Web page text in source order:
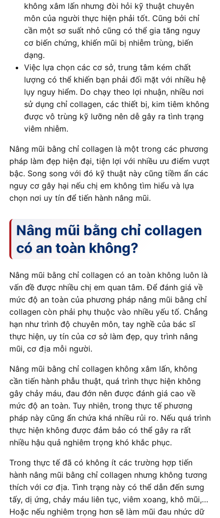
không xâm lấn nhưng đòi hỏi kỹ thuật chuyên
môn của người thực hiện phải tốt. Cũng bởi chỉ
cần một sơ suất nhỏ cũng có thể gia tăng nguy
cơ biến chứng, khiến mũi bị nhiễm trùng, biến
dạng.
Việc lựa chọn các cơ sở, trung tâm kém chất
lượng có thể khiến bạn phải đối mặt với nhiều hệ
lụy nguy hiểm. Do chạy theo lợi nhuận, nhiều nơi
sử dụng chỉ collagen, các thiết bị, kim tiêm không
được vô trùng kỹ lưỡng nên dễ gây ra tình trạng
viêm nhiễm.
Nâng mũi bằng chỉ collagen là một trong các phương
pháp làm đẹp hiện đại, tiện lợi với nhiều ưu điểm vượt
bậc. Song song với đó kỹ thuật này cũng tiềm ẩn các
nguy cơ gây hại nếu chị em không tìm hiểu và lựa
chọn nơi uy tín để tiến hành nâng mũi.
Nâng mũi bằng chỉ collagen
có an toàn không?
Nâng mũi bằng chỉ collagen có an toàn không luôn là
vấn đề được nhiều chị em quan tâm. Để đánh giá về
mức độ an toàn của phương pháp nâng mũi bằng chỉ
collagen còn phải phụ thuộc vào nhiều yếu tố. Chẳng
hạn như trình độ chuyên môn, tay nghề của bác sĩ
thực hiện, uy tín của cơ sở làm đẹp, quy trình nâng
mũi, cơ địa mỗi người.
Nâng mũi bằng chỉ collagen không xâm lấn, không
cần tiến hành phẫu thuật, quá trình thực hiện không
gây chảy máu, đau đớn nên được đánh giá cao về
mức độ an toàn. Tuy nhiên, trong thực tế phương
pháp này cũng ẩn chứa khá nhiều rủi ro. Nếu quá trình
thực hiện không được đảm bảo có thể gây ra rất
nhiều hậu quả nghiêm trọng khó khắc phục.
Trong thực tế đã có không ít các trường hợp tiến
hành nâng mũi bằng chỉ collagen nhưng không tương
thích với cơ địa. Tình trạng này có thể dẫn đến sưng
tấy, dị ứng, chảy máu liên tục, viêm xoang, khô mũi,…
Hoặc nếu nghiêm trọng hơn sẽ làm mũi đau nhức dữ